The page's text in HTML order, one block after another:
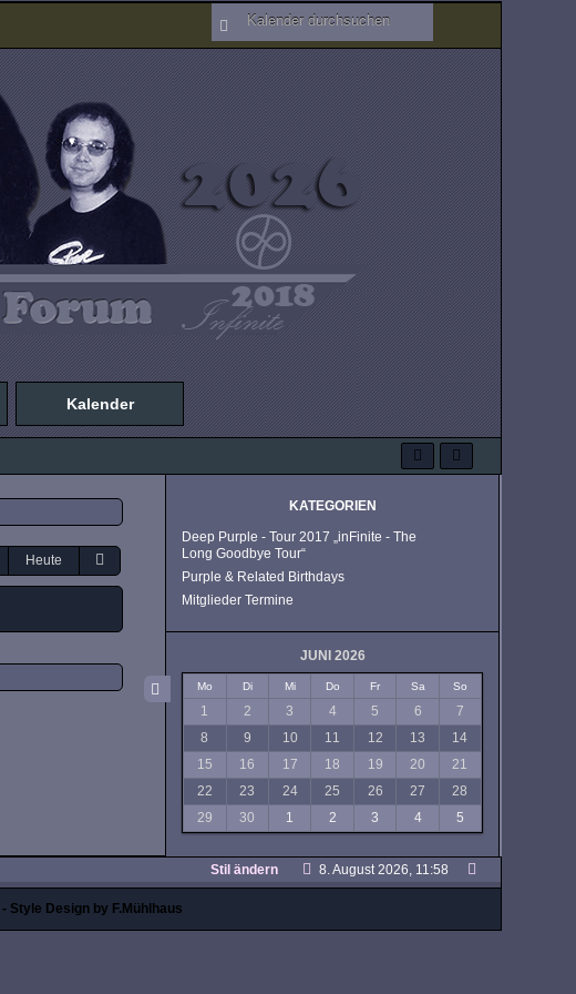
Kalender
Heute
KATEGORIEN
Deep Purple - Tour 2017 „inFinite - The
Long Goodbye Tour“
Purple & Related Birthdays
Mitglieder Termine
JUNI 2026
Mo Di Mi Do Fr Sa So
1 2 3 4 5 6
7
8
9 10 11 12 13
14
15
16 17 18 19 20
21
22
23 24 25 26 27
28
29
30 1 2 3 4 5
8. August 2026, 11:58
Stil ändern